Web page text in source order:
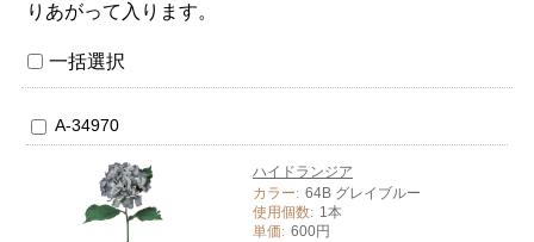
りあがって入ります。
一括選択
A-34970
ハイドランジア
カラー: 64B グレイブルー
使用個数: 1本
単価: 600円